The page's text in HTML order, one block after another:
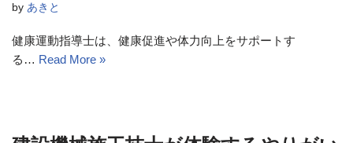
by あきと
健康運動指導士は、健康促進や体力向上をサポートす
る… Read More »